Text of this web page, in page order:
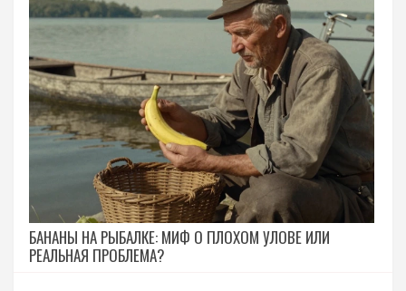
БАНАНЫ НА РЫБАЛКЕ: МИФ О ПЛОХОМ УЛОВЕ ИЛИ
РЕАЛЬНАЯ ПРОБЛЕМА?